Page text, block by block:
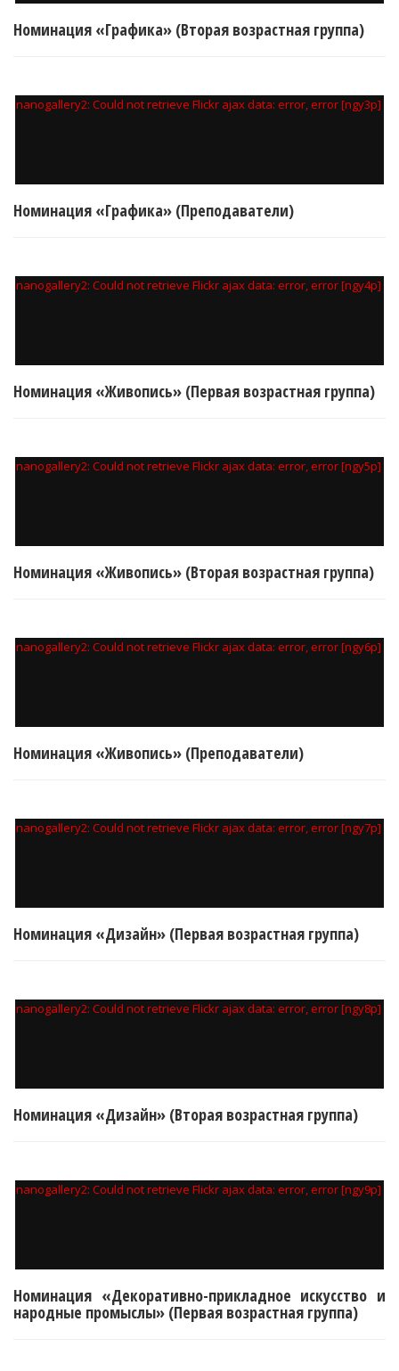
Номинация «Графика» (Вторая возрастная группа)
nanogallery2: Could not retrieve Flickr ajax data: error, error [ngy3p]
Номинация «Графика» (Преподаватели)
nanogallery2: Could not retrieve Flickr ajax data: error, error [ngy4p]
Номинация «Живопись» (Первая возрастная группа)
nanogallery2: Could not retrieve Flickr ajax data: error, error [ngy5p]
Номинация «Живопись» (Вторая возрастная группа)
nanogallery2: Could not retrieve Flickr ajax data: error, error [ngy6p]
Номинация «Живопись» (Преподаватели)
nanogallery2: Could not retrieve Flickr ajax data: error, error [ngy7p]
Номинация «Дизайн» (Первая возрастная группа)
nanogallery2: Could not retrieve Flickr ajax data: error, error [ngy8p]
Номинация «Дизайн» (Вторая возрастная группа)
nanogallery2: Could not retrieve Flickr ajax data: error, error [ngy9p]
Номинация «Декоративно-прикладное искусство и
народные промыслы» (Первая возрастная группа)